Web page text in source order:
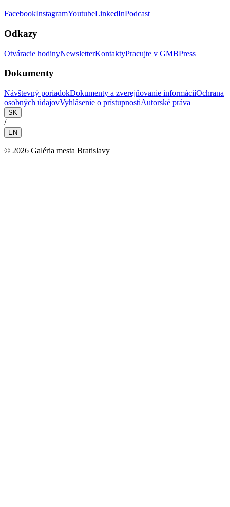
FacebookInstagramYoutubeLinkedInPodcast
Odkazy
Otváracie hodinyNewsletterKontaktyPracujte v GMBPress
Dokumenty
Návštevný poriadokDokumenty a zverejňovanie informáciíOchrana
osobných údajovVyhlásenie o prístupnostiAutorské práva
SK
/
EN
© 2026 Galéria mesta Bratislavy